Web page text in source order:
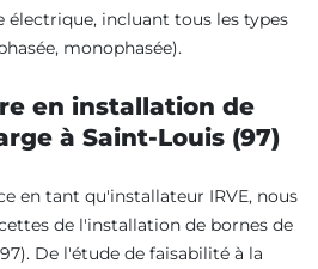
électrique, incluant tous les types
monophasée).
en installation de
à Saint-Louis (97)
en tant qu'installateur IRVE, nous
de l'installation de bornes de
De l'étude de faisabilité à la